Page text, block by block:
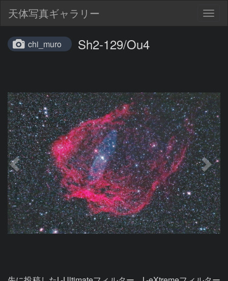
天体写真ギャラリー
chi_muro Sh2-129/Ou4